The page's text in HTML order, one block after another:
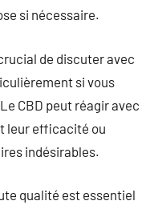
si nécessaire.
de discuter avec
si vous
CBD peut réagir avec
leur efficacité ou
indésirables.
qualité est essentiel